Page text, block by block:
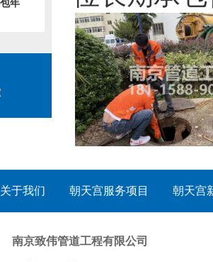
年
于我们 朝天宫服务项目 朝天宫
南京致伟管道工程有限公司